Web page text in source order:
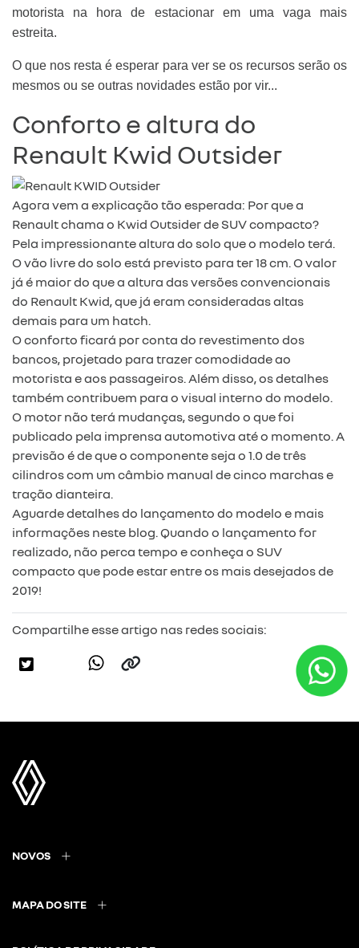
motorista na hora de estacionar em uma vaga mais
estreita.
O que nos resta é esperar para ver se os recursos serão os
mesmos ou se outras novidades estão por vir...
Conforto e altura do
Renault Kwid Outsider
Agora vem a explicação tão esperada: Por que a
Renault chama o Kwid Outsider de SUV compacto?
Pela impressionante altura do solo que o modelo terá.
O vão livre do solo está previsto para ter 18 cm. O valor
já é maior do que a altura das versões convencionais
do Renault Kwid, que já eram consideradas altas
demais para um hatch.
O conforto ficará por conta do revestimento dos
bancos, projetado para trazer comodidade ao
motorista e aos passageiros. Além disso, os detalhes
também contribuem para o visual interno do modelo.
O motor não terá mudanças, segundo o que foi
publicado pela imprensa automotiva até o momento. A
previsão é de que o componente seja o 1.0 de três
cilindros com um câmbio manual de cinco marchas e
tração dianteira.
Aguarde detalhes do lançamento do modelo e mais
informações neste blog. Quando o lançamento for
realizado, não perca tempo e conheça o SUV
compacto que pode estar entre os mais desejados de
2019!
Compartilhe esse artigo nas redes sociais:
NOVOS
MAPA DO SITE